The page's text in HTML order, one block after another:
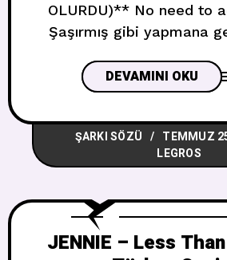
OLURDU)** No need to
Şaşırmış gibi yapmana
feel it when we lie here
Burada ayrı
hissediyorum Its easier
daha kolay Its easier to
daha kolay That
DEVAMINI OKU
ŞARKI SÖZÜ
TEMMUZ
LEGROS
JENNIE – Less